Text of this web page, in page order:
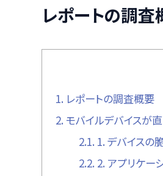
レポートの調査
1. レポートの調査概要
2. モバイルデバイスが
2.1. 1. デバイスの
2.2. 2. アプリケー